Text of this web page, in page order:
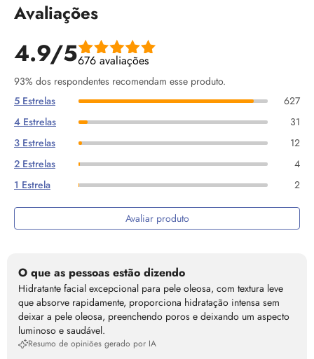
Avaliações
4.9/5676 avaliações
93% dos respondentes recomendam esse produto.
5 Estrelas
627
4 Estrelas
31
3 Estrelas
12
2 Estrelas
4
1 Estrela
2
Avaliar produto
O que as pessoas estão dizendo
Hidratante facial excepcional para pele oleosa, com textura leve
que absorve rapidamente, proporciona hidratação intensa sem
deixar a pele oleosa, preenchendo poros e deixando um aspecto
luminoso e saudável.
Resumo de opiniões gerado por IA